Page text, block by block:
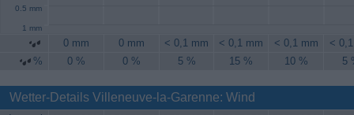
0.5 mm
1 mm
0 mm 0 mm < 0,1 mm < 0,1 mm < 0,1 mm
<
%
0 % 0 % 5 % 15 % 10 % 5
Wetter-Details Villeneuve-la-Garenne: Wind